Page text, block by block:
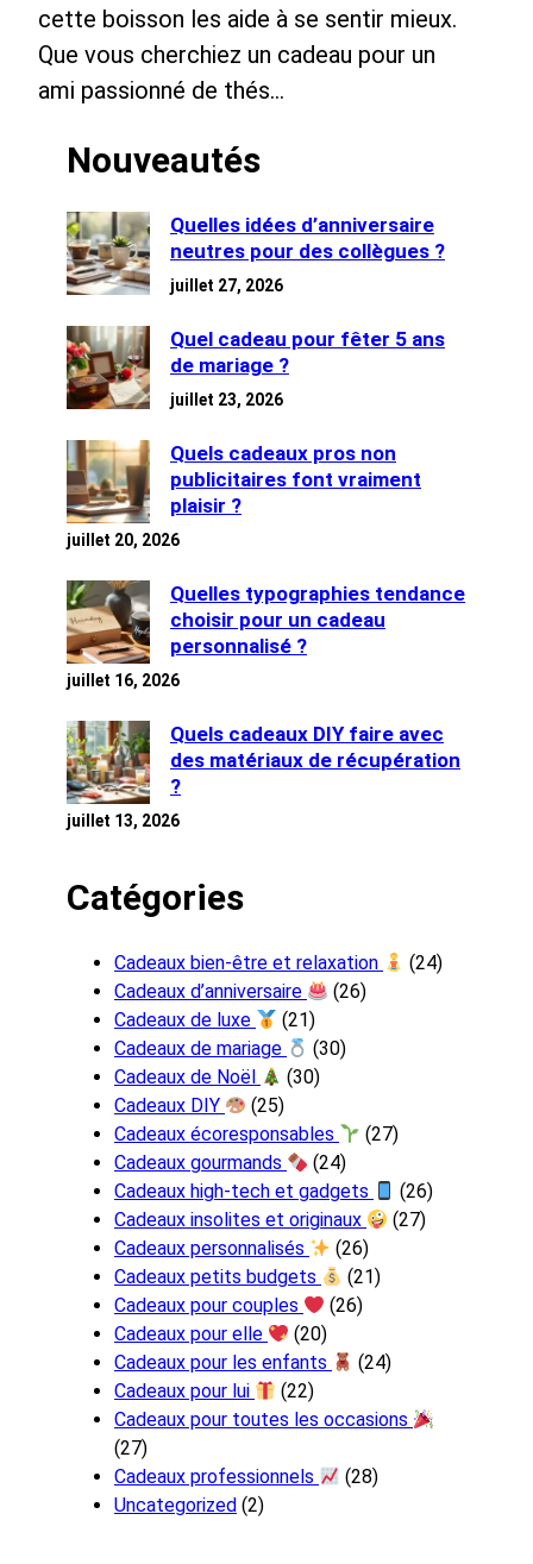
cette boisson les aide à se sentir mieux.
Que vous cherchiez un cadeau pour un
ami passionné de thés…
Nouveautés
Quelles idées d’anniversaire
neutres pour des collègues ?
juillet 27, 2026
Quel cadeau pour fêter 5 ans
de mariage ?
juillet 23, 2026
Quels cadeaux pros non
publicitaires font vraiment
plaisir ?
juillet 20, 2026
Quelles typographies tendance
choisir pour un cadeau
personnalisé ?
juillet 16, 2026
Quels cadeaux DIY faire avec
des matériaux de récupération
?
juillet 13, 2026
Catégories
Cadeaux bien-être et relaxation
(24)
Cadeaux d’anniversaire
(26)
Cadeaux de luxe
(21)
Cadeaux de mariage
(30)
Cadeaux de Noël
(30)
Cadeaux DIY
(25)
Cadeaux écoresponsables
(27)
Cadeaux gourmands
(24)
Cadeaux high-tech et gadgets
(26)
Cadeaux insolites et originaux
(27)
Cadeaux personnalisés
(26)
Cadeaux petits budgets
(21)
Cadeaux pour couples
(26)
Cadeaux pour elle
(20)
Cadeaux pour les enfants
(24)
Cadeaux pour lui
(22)
Cadeaux pour toutes les occasions
(27)
Cadeaux professionnels
(28)
Uncategorized (2)